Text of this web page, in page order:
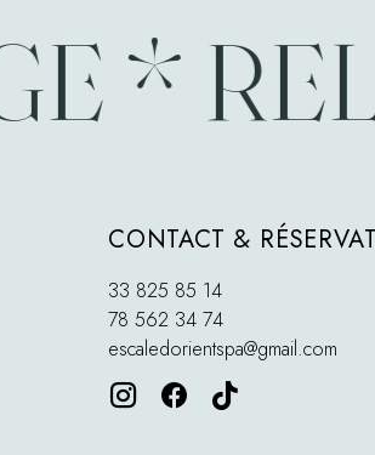
CONTACT &
33 825 85 14
78 562 34 74
escaledorientspa@gmail.com